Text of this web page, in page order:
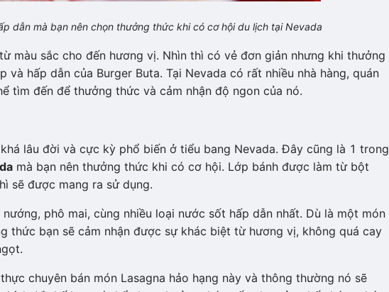
dẫn mà bạn nên chọn thưởng thức khi có cơ hội du lịch tại Nevada
màu sắc cho đến hương vị. Nhìn thì có vẻ đơn giản nhưng khi thưởng
hấp dẫn của Burger Buta. Tại Nevada có rất nhiều nhà hàng, quán
tìm đến để thưởng thức và cảm nhận độ ngon của nó.
lâu đời và cực kỳ phổ biến ở tiểu bang Nevada. Đây cũng là 1 trong
mà bạn nên thưởng thức khi có cơ hội. Lớp bánh được làm từ bột
sẽ được mang ra sử dụng.
phô mai, cùng nhiều loại nước sốt hấp dẫn nhất. Dù là một món
thức bạn sẽ cảm nhận được sự khác biệt từ hương vị, không quá cay
chuyên bán món Lasagna hảo hạng này và thông thường nó sẽ